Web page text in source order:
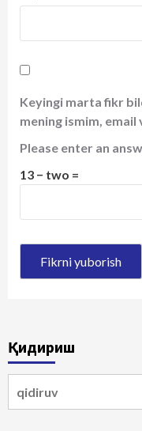
Keyingi marta fikr
mening ismim,
Please enter an
13 − two =
Қидириш